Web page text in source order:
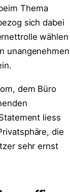
Thema
sich dabei
wählen
unangenehmen
dem Büro
liess
die
sehr ernst